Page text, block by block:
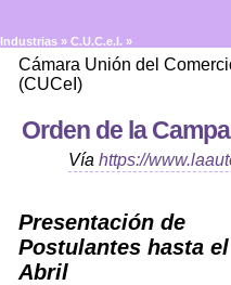
Industrias » C.U.C.e.I. »
Cámara Unión del
(CUCeI)
Orden de la
Vía https://
Presentación de
Postulantes hasta
Abril